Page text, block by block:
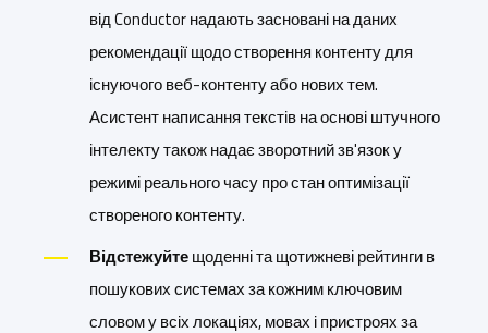
від Conductor надають засновані на даних
рекомендації щодо створення контенту для
існуючого веб-контенту або нових тем.
Асистент написання текстів на основі штучного
інтелекту також надає зворотний зв'язок у
режимі реального часу про стан оптимізації
створеного контенту.
Відстежуйтещоденні та щотижневі рейтинги в
пошукових системах за кожним ключовим
словом у всіх локаціях, мовах і пристроях за